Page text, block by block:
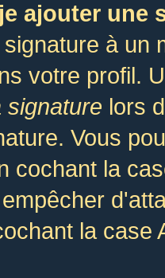
ajouter une
à un
votre profil.
signature lors
Vous
cochant la
la